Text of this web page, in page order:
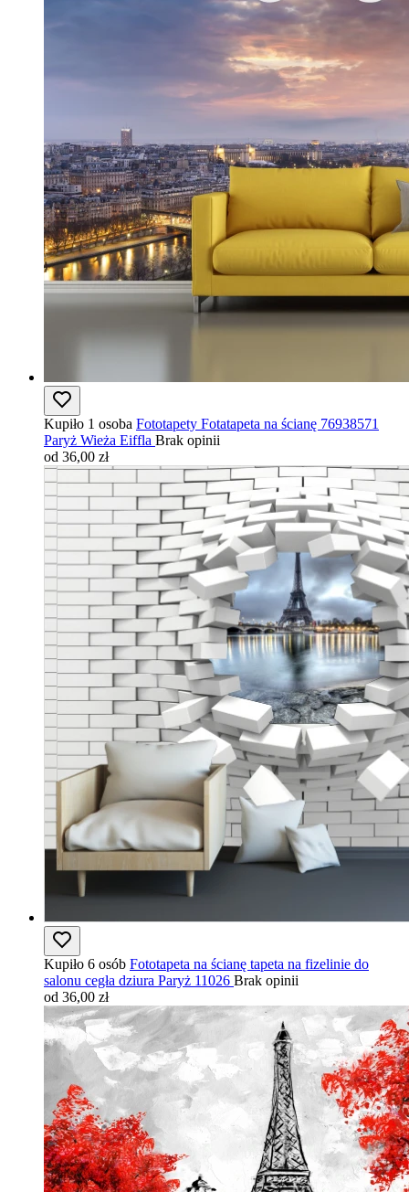
Kupiło 1 osoba Fototapety Fotatapeta na ścianę 76938571
Paryż Wieża Eiffla Brak opinii
od 36,00 zł
Kupiło 6 osób Fototapeta na ścianę tapeta na fizelinie do
salonu cegła dziura Paryż 11026 Brak opinii
od 36,00 zł